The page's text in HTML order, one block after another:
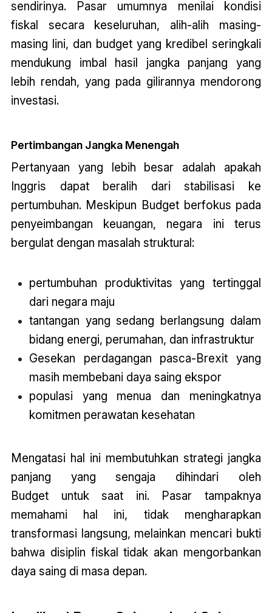
sendirinya. Pasar umumnya menilai kondisi
fiskal secara keseluruhan, alih-alih masing-
masing lini, dan budget yang kredibel seringkali
mendukung imbal hasil jangka panjang yang
lebih rendah, yang pada gilirannya mendorong
investasi.
Pertimbangan Jangka Menengah
Pertanyaan yang lebih besar adalah apakah
Inggris dapat beralih dari stabilisasi ke
pertumbuhan. Meskipun Budget berfokus pada
penyeimbangan keuangan, negara ini terus
bergulat dengan masalah struktural:
pertumbuhan produktivitas yang tertinggal
dari negara maju
tantangan yang sedang berlangsung dalam
bidang energi, perumahan, dan infrastruktur
Gesekan perdagangan pasca-Brexit yang
masih membebani daya saing ekspor
populasi yang menua dan meningkatnya
komitmen perawatan kesehatan
Mengatasi hal ini membutuhkan strategi jangka
panjang yang sengaja dihindari oleh
Budget untuk saat ini. Pasar tampaknya
memahami hal ini, tidak mengharapkan
transformasi langsung, melainkan mencari bukti
bahwa disiplin fiskal tidak akan mengorbankan
daya saing di masa depan.